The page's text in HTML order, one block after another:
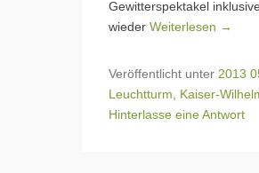
Gewitterspektakel
wieder Weiterlesen →
Veröffentlicht unter 2013
Leuchtturm
Kaiser-
Hinterlasse eine Antwort